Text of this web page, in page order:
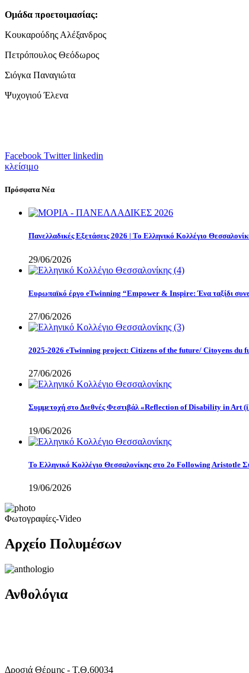
Ομάδα προετοιμασίας:
Κουκαρούδης Αλέξανδρος
Πετρόπουλος Θεόδωρος
Σιόγκα Παναγιώτα
Ψυχογιού Έλενα
Facebook Twitter linkedin
κλείσιμο
Πρόσφατα Νέα
Πανελλαδικές Εξετάσεις 2026 | Το Ελληνικό Κολλέγιο
29/06/2026
Eυρωπαϊκό έργο eTwinning “Empower & Inspire: Ένα ταξίδι
27/06/2026
2025-2026 eTwinning project: Citizens of the future/ Citoyens du
27/06/2026
Συμμετοχή στο Διεθνές Φεστιβάλ «Reflection of Disability in Art
19/06/2026
Το Ελληνικό Κολλέγιο Θεσσαλονίκης στο 2ο Following Aristotle
19/06/2026
Φωτογραφίες-Video
Αρχείο Πολυμέσων
Ανθολόγια
Δροσιά Θέρμης - Τ.Θ.60034